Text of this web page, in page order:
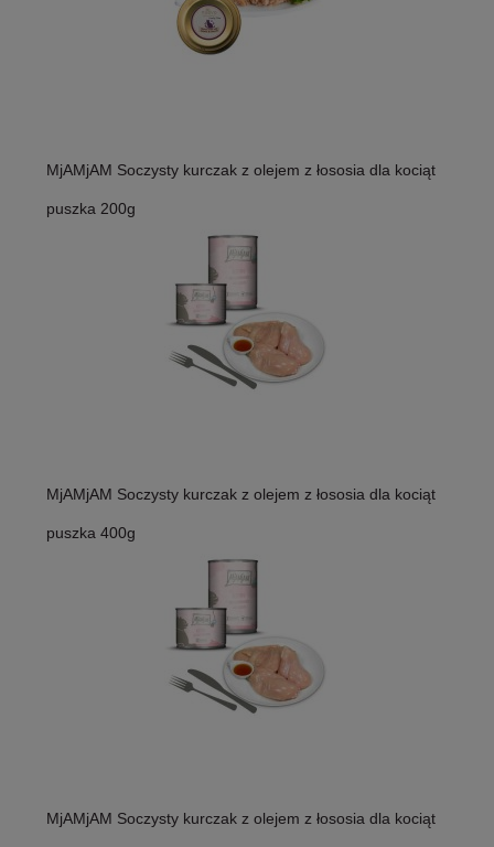
MjAMjAM Soczysty kurczak z olejem z łososia dla kociąt
puszka 200g
MjAMjAM Soczysty kurczak z olejem z łososia dla kociąt
puszka 400g
MjAMjAM Soczysty kurczak z olejem z łososia dla kociąt